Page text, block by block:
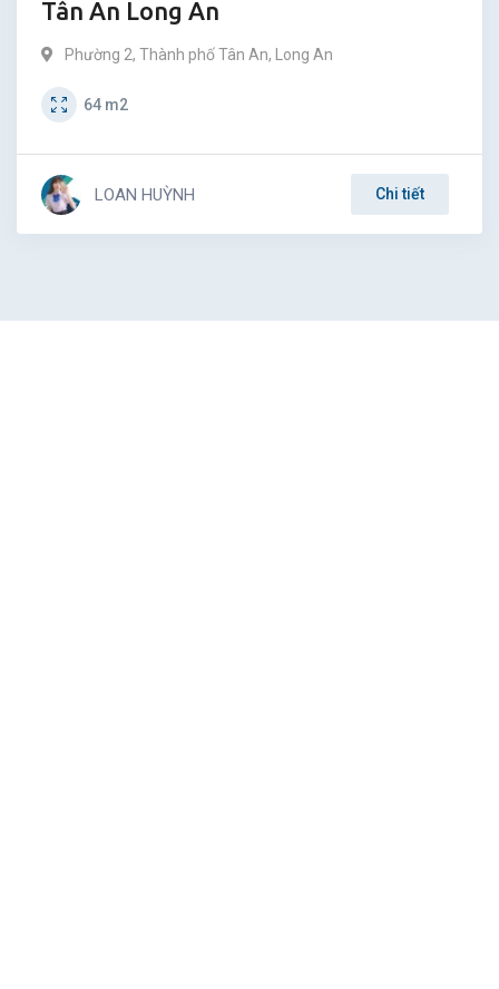
Tân An Long An
Phường 2, Thành phố Tân An, Long An
64 m2
LOAN HUỲNH Chi tiết